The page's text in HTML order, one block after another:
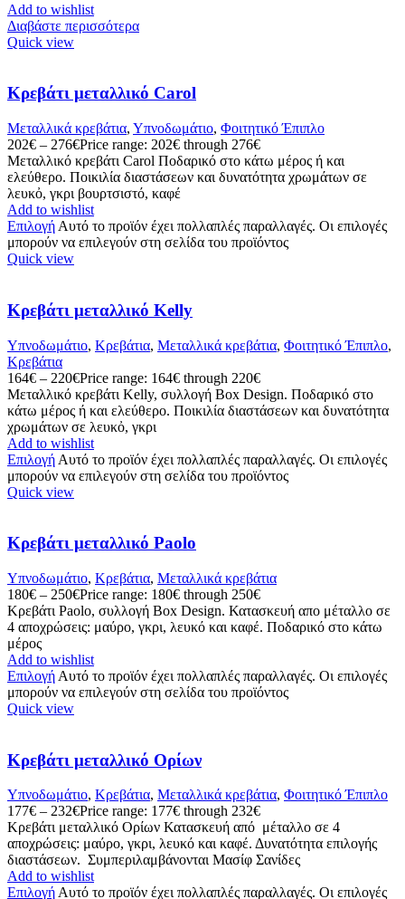
Add to wishlist
Διαβάστε περισσότερα
Quick view
Κρεβάτι μεταλλικό Carol
Mεταλλικά κρεβάτια, Υπνοδωμάτιο, Φοιτητικό Έπιπλο
202€ – 276€Price range: 202€ through 276€
Μεταλλικό κρεβάτι Carol Ποδαρικό στο κάτω μέρος ή και
ελεύθερο. Ποικιλία διαστάσεων και δυνατότητα χρωμάτων σε
λευκὀ, γκρι βουρτσιστό, καφέ
Add to wishlist
Επιλογή Αυτό το προϊόν έχει πολλαπλές παραλλαγές. Οι επιλογές
μπορούν να επιλεγούν στη σελίδα του προϊόντος
Quick view
Κρεβάτι μεταλλικό Kelly
Υπνοδωμάτιο, Κρεβάτια, Mεταλλικά κρεβάτια, Φοιτητικό Έπιπλο,
Κρεβάτια
164€ – 220€Price range: 164€ through 220€
Μεταλλικό κρεβάτι Kelly, συλλογή Box Design. Ποδαρικό στο
κάτω μέρος ή και ελεύθερο. Ποικιλία διαστάσεων και δυνατότητα
χρωμάτων σε λευκὀ, γκρι
Add to wishlist
Επιλογή Αυτό το προϊόν έχει πολλαπλές παραλλαγές. Οι επιλογές
μπορούν να επιλεγούν στη σελίδα του προϊόντος
Quick view
Κρεβάτι μεταλλικό Paolo
Υπνοδωμάτιο, Κρεβάτια, Mεταλλικά κρεβάτια
180€ – 250€Price range: 180€ through 250€
Κρεβάτι Paolo, συλλογή Box Design. Κατασκευή απο μέταλλο σε
4 αποχρώσεις: μαύρο, γκρι, λευκό και καφέ. Ποδαρικό στο κάτω
μέρος
Add to wishlist
Επιλογή Αυτό το προϊόν έχει πολλαπλές παραλλαγές. Οι επιλογές
μπορούν να επιλεγούν στη σελίδα του προϊόντος
Quick view
Κρεβάτι μεταλλικό Ορίων
Υπνοδωμάτιο, Κρεβάτια, Mεταλλικά κρεβάτια, Φοιτητικό Έπιπλο
177€ – 232€Price range: 177€ through 232€
Κρεβάτι μεταλλικό Ορίων Κατασκευή από μέταλλο σε 4
αποχρώσεις: μαύρο, γκρι, λευκό και καφέ. Δυνατότητα επιλογής
διαστάσεων. Συμπεριλαμβάνονται Μασίφ Σανίδες
Add to wishlist
ΕπιλογήΑυτό το προϊόν έχει πολλαπλές παραλλαγές. Οι επιλογές